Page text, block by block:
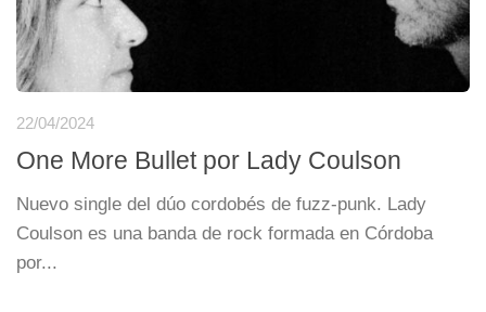
22/04/2024
One More Bullet por Lady Coulson
Nuevo single del dúo cordobés de fuzz-punk. Lady
Coulson es una banda de rock formada en Córdoba
por...